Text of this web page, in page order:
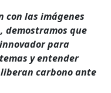
con las imágenes
demostramos que
para
y entender
carbono ante